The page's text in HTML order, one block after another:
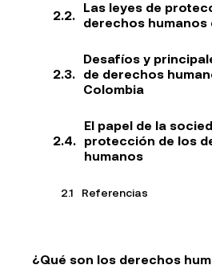
Las leyes de
derechos humanos
Desafíos y
de derechos
Colombia
El papel de la
protección de los
humanos
Referencias
¿Qué son los derechos